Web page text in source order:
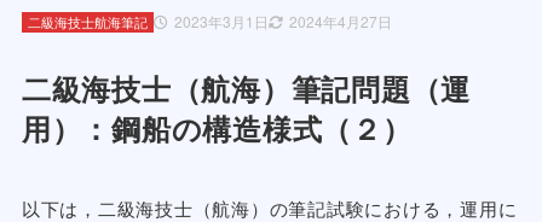
2023年3月1日 2024年4月27日
二級海技士航海筆記
二級海技士（航海）筆記問題（運
用）：鋼船の構造様式（２）
以下は，二級海技士（航海）の筆記試験における，運用に